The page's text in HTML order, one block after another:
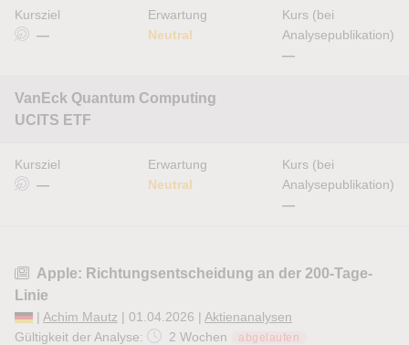
Kursziel
—
Erwartung
Neutral
Kurs (bei
Analysepublikation)
—
VanEck Quantum Computing
UCITS ETF
Kursziel
—
Erwartung
Neutral
Kurs (bei
Analysepublikation)
—
Apple: Richtungsentscheidung an der 200-Tage-
Linie
| Achim Mautz | 01.04.2026 | Aktienanalysen
Gültigkeit der Analyse:
2 Wochen abgelaufen